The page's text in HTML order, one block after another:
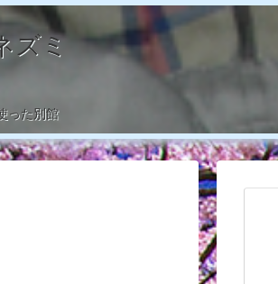
ズミ
った別館